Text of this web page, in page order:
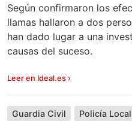
Según confirmaron los
llamas hallaron a dos
han dado lugar a una
causas del suceso.
Leer en Ideal.es ›
Guardia Civil Policía Local